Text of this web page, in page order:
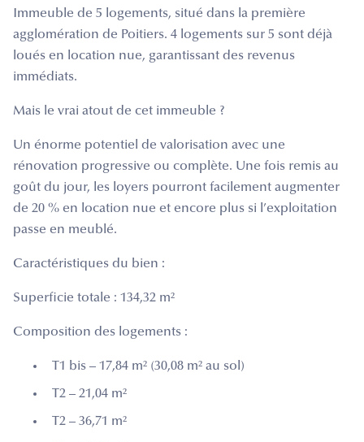
Immeuble de 5 logements, situé dans la première
agglomération de Poitiers. 4 logements sur 5 sont déjà
loués en location nue, garantissant des revenus
immédiats.
Mais le vrai atout de cet immeuble ?
Un énorme potentiel de valorisation avec une
rénovation progressive ou complète. Une fois remis au
goût du jour, les loyers pourront facilement augmenter
de 20 % en location nue et encore plus si l’exploitation
passe en meublé.
Caractéristiques du bien :
Superficie totale : 134,32 m²
Composition des logements :
T1 bis – 17,84 m² (30,08 m² au sol)
T2 – 21,04 m²
T2 – 36,71 m²